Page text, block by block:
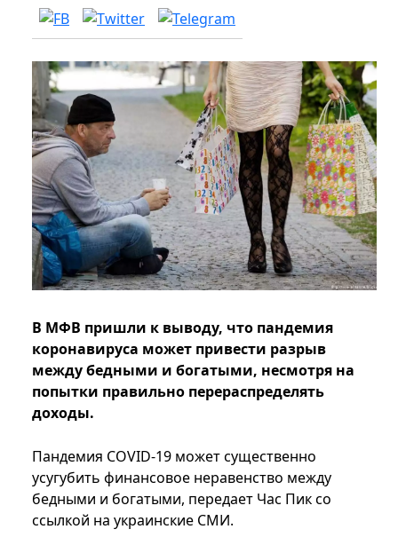
В МФВ пришли к выводу, что пандемия
коронавируса может привести разрыв
между бедными и богатыми, несмотря на
попытки правильно перераспределять
доходы.
Пандемия COVID-19 может существенно
усугубить финансовое неравенство между
бедными и богатыми, передает Час Пик со
ссылкой на украинские СМИ.